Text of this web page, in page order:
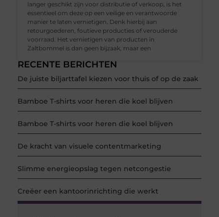
RECENTE BERICHTEN
De juiste biljarttafel kiezen voor thuis of op de zaak
Bamboe T-shirts voor heren die koel blijven
Bamboe T-shirts voor heren die koel blijven
De kracht van visuele contentmarketing
Slimme energieopslag tegen netcongestie
Creëer een kantoorinrichting die werkt
langer geschikt zijn voor distributie of verkoop, is het
essentieel om deze op een veilige en verantwoorde
manier te laten vernietigen. Denk hierbij aan
retourgoederen, foutieve producties of verouderde
voorraad. Het vernietigen van producten in
Zaltbommel is dan geen bijzaak, maar een